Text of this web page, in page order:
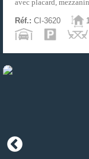
avec placard,
Réf.: CI-3620